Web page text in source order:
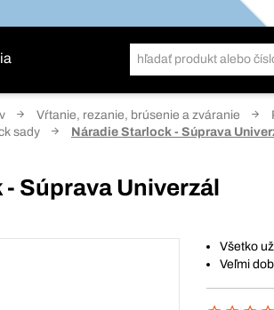
Vŕtanie, rezanie, brúsenie a zváranie
sady
Náradie Starlock - Súprava
Súprava Univerzál
Všetko
Veľmi